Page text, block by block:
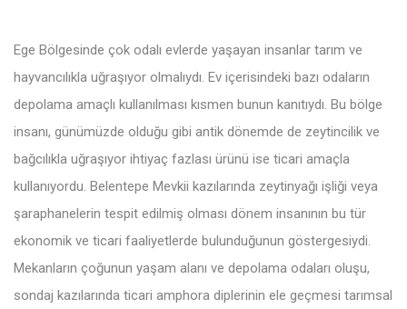
Ege Bölgesinde çok odalı evlerde yaşayan insanlar tarım ve
hayvancılıkla uğraşıyor olmalıydı. Ev içerisindeki bazı odaların
depolama amaçlı kullanılması kısmen bunun kanıtıydı. Bu bölge
insanı, günümüzde olduğu gibi antik dönemde de zeytincilik ve
bağcılıkla uğraşıyor ihtiyaç fazlası ürünü ise ticari amaçla
kullanıyordu. Belentepe Mevkii kazılarında zeytinyağı işliği veya
şaraphanelerin tespit edilmiş olması dönem insanının bu tür
ekonomik ve ticari faaliyetlerde bulunduğunun göstergesiydi.
Mekanların çoğunun yaşam alanı ve depolama odaları oluşu,
sondaj kazılarında ticari amphora diplerinin ele geçmesi tarımsal